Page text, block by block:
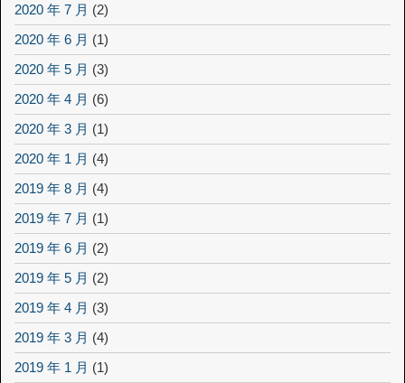
2020 年 7 月 (2)
2020 年 6 月 (1)
2020 年 5 月 (3)
2020 年 4 月 (6)
2020 年 3 月 (1)
2020 年 1 月 (4)
2019 年 8 月 (4)
2019 年 7 月 (1)
2019 年 6 月 (2)
2019 年 5 月 (2)
2019 年 4 月 (3)
2019 年 3 月 (4)
2019 年 1 月 (1)